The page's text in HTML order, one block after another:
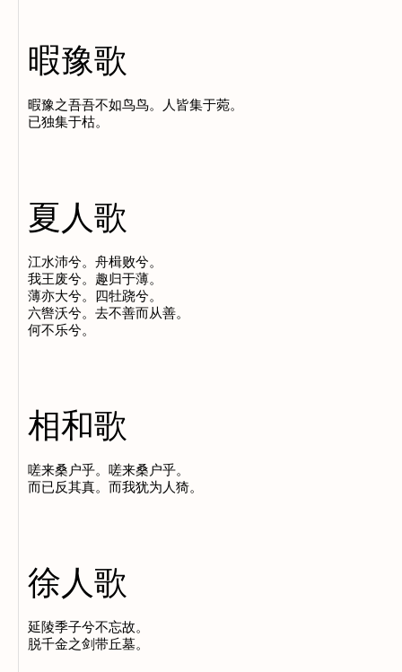
暇豫歌
暇豫之吾吾不如鸟鸟。人皆集于菀。
夏人歌
江水沛兮。舟楫败兮。
我王废兮。趣归于薄。
薄亦大兮。四牡跷兮。
六辔沃兮。去不善而从善。
相和歌
嗟来桑户乎。嗟来桑户乎。
徐人歌
延陵季子兮不忘故。